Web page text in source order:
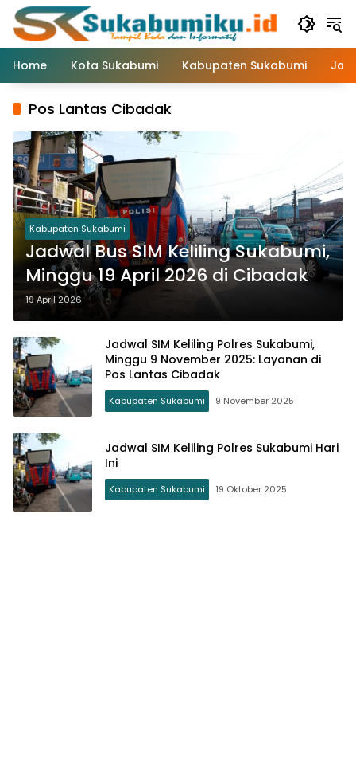
Langsung
konten
Home
Kota Sukabumi Kabupaten Sukabumi
Pos Lantas Cibadak
Kabupaten Sukabumi
Jadwal Bus SIM Keliling Sukabumi,
Minggu 19 April 2026 di Cibadak
19 April 2026
Jadwal SIM Keliling Polres Sukabumi,
Minggu 9 November 2025: Layanan di
Pos Lantas Cibadak
Kabupaten Sukabumi 9 November 2025
Jadwal SIM Keliling Polres Sukabumi Hari
Ini
Kabupaten Sukabumi 19 Oktober 2025